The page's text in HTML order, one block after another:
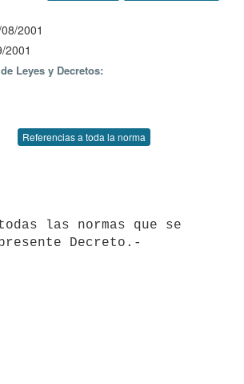
2001
2001
Leyes y Decretos:
Referencias a toda la norma